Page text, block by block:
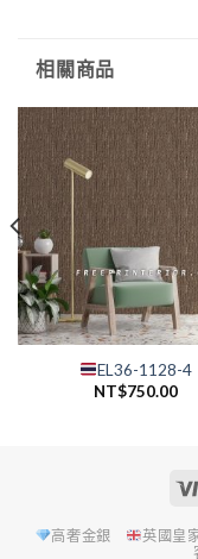
相關商品
EL36-1128-4
NT$750.00
高奢金銀 英國皇